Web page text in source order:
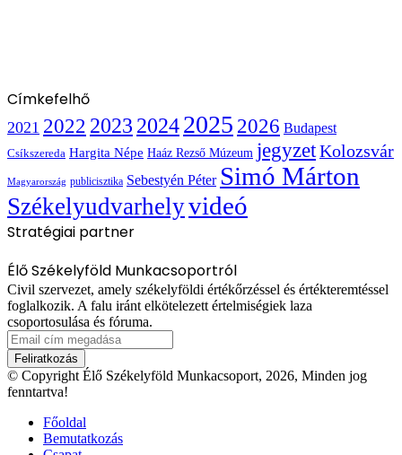
Címkefelhő
2021 2022 2023 20242025 2026 Budapest
Csíkszereda Hargita Népe Haáz Rezső Múzeum jegyzetKolozsvár
Magyarország publicisztika Sebestyén Péter Simó Márton
Székelyudvarhelyvideó
Stratégiai partner
Élő Székelyföld Munkacsoportról
Civil szervezet, amely székelyföldi értékőrzéssel és értékteremtéssel
foglalkozik. A falu iránt elkötelezett értelmiségiek laza
csoportosulása és fóruma.
Email
cím
megadása
© Copyright Élő Székelyföld Munkacsoport, 2026, Minden jog
fenntartva!
Főoldal
Bemutatkozás